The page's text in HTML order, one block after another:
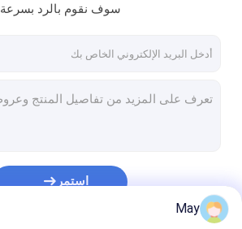
سوف نقوم بالرد بسرعة
استمر
May